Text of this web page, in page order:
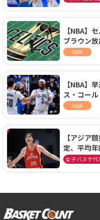
【NBA】
ブラウン
手に集中
NBA
【NBA】
ス・コー
ーズに1年
NBA
【アジア
定、平均
本開催の大
女子バスケ代